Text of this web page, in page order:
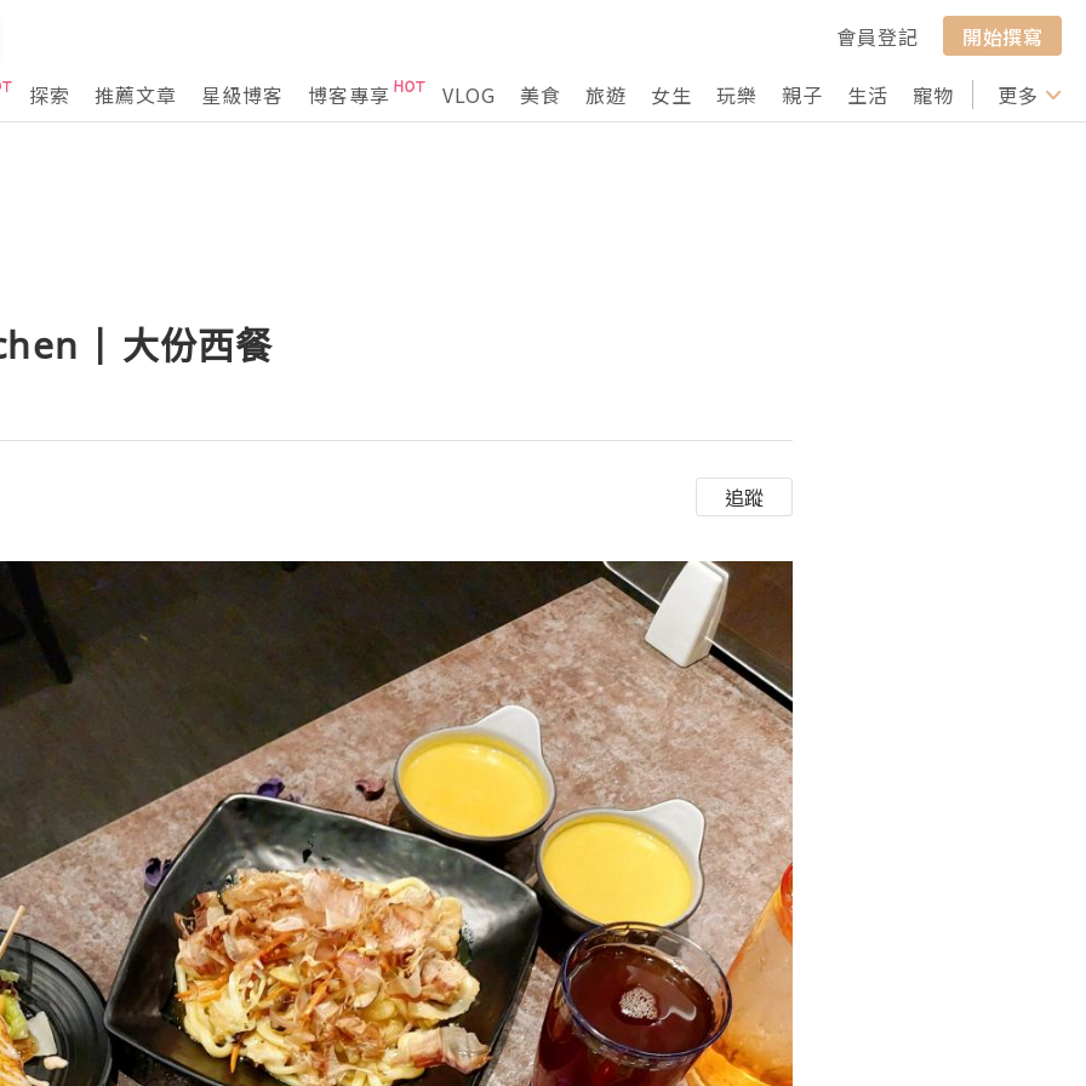
會員登記
開始撰寫
探索
推薦文章 星級博客 博客專享 VLOG 美食 旅遊 女生 玩樂 親子 生活 寵物 行山 打卡
更多
| 大份西餐
追蹤